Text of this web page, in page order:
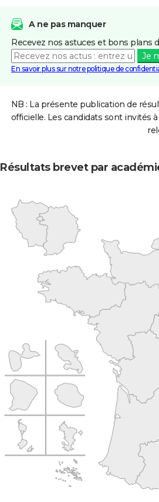
A ne pas manquer
Recevez nos astuces et bons plans
Je
En savoir plus sur notre politique de
NB : La présente publication de
officielle. Les candidats sont invités
Résultats brevet par